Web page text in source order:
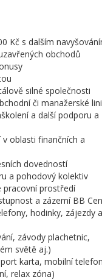
Kč s dalším
obchodů
silné společnosti
či manažerské
a další podporu a
oblasti finančních a
dovedností
a pohodový kolektiv
pracovní prostředí
a zázemí BB
hodinky, zájezdy a
závody plachetnic,
světě aj.)
karta, mobilní
relax zóna)